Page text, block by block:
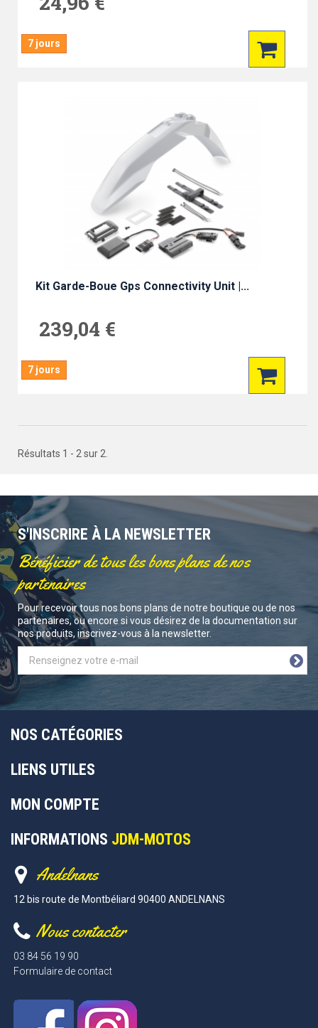
7 jours
Kit Garde-Boue Gps Connectivity Unit |...
239,04 €
7 jours
Résultats 1 - 2 sur 2.
S'INSCRIRE À LA NEWSLETTER
Bénéficier de tous les bons plans de nos
partenaires
Pour recevoir tous nos bons plans de notre boutique ou de nos
partenaires, ou encore si vous désirez de la documentation sur
nos produits, inscrivez-vous à la newsletter.
NOS CATÉGORIES
LIENS UTILES
MON COMPTE
INFORMATIONS JDM-MOTOS
Andelnans
12 bis route de Montbéliard 90400 ANDELNANS
Nous contacter
03 84 56 19 90
Formulaire de contact